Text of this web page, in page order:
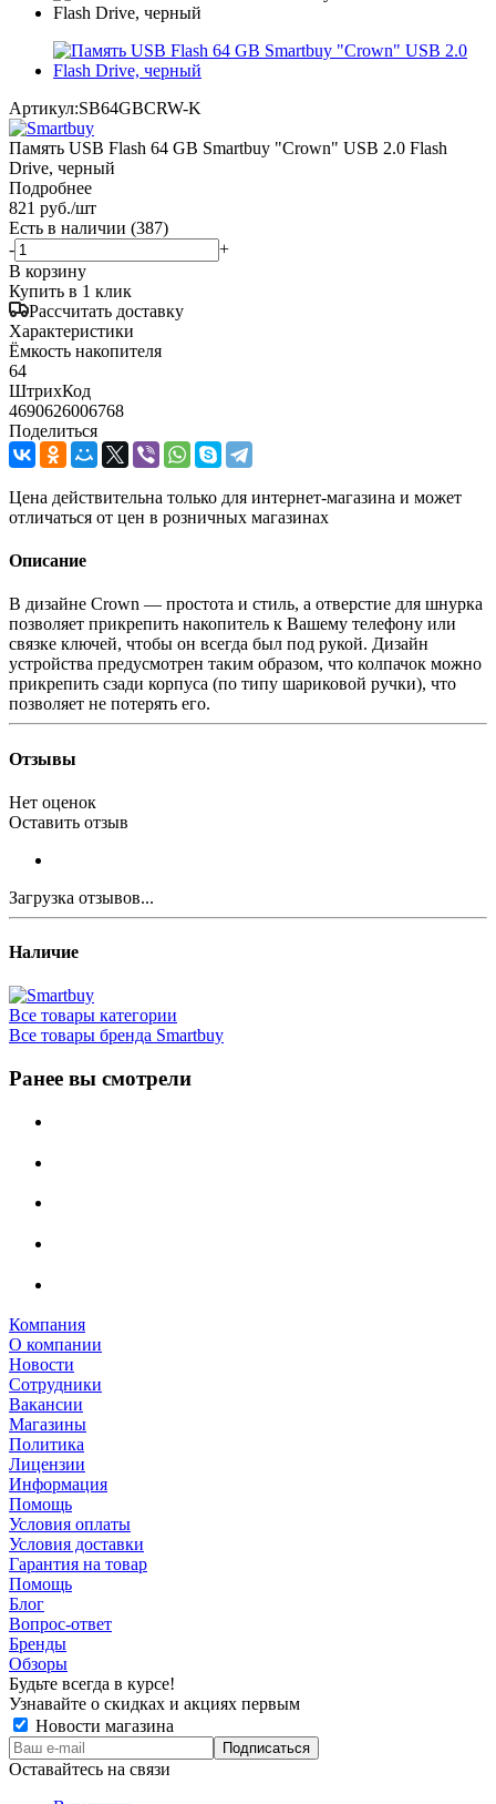
Артикул:SB64GBCRW-K
Память USB Flash 64 GB Smartbuy "Crown" USB 2.0 Flash
Drive, черный
Подробнее
821 руб./шт
Есть в наличии (387)
-
+
В корзину
Купить в 1 клик
Рассчитать доставку
Характеристики
Ёмкость накопителя
64
ШтрихКод
4690626006768
Поделиться
Цена действительна только для интернет-магазина и может
отличаться от цен в розничных магазинах
Описание
В дизайне Crown — простота и стиль, а отверстие для шнурка
позволяет прикрепить накопитель к Вашему телефону или
связке ключей, чтобы он всегда был под рукой. Дизайн
устройства предусмотрен таким образом, что колпачок можно
прикрепить сзади корпуса (по типу шариковой ручки), что
позволяет не потерять его.
Отзывы
Нет оценок
Оставить отзыв
Загрузка отзывов...
Наличие
Все товары категории
Все товары бренда Smartbuy
Ранее вы смотрели
Компания
О компании
Новости
Сотрудники
Вакансии
Магазины
Политика
Лицензии
Информация
Помощь
Условия оплаты
Условия доставки
Гарантия на товар
Помощь
Блог
Вопрос-ответ
Бренды
Обзоры
Будьте всегда в курсе!
Узнавайте о скидках и акциях первым
Новости магазина
Оставайтесь на связи